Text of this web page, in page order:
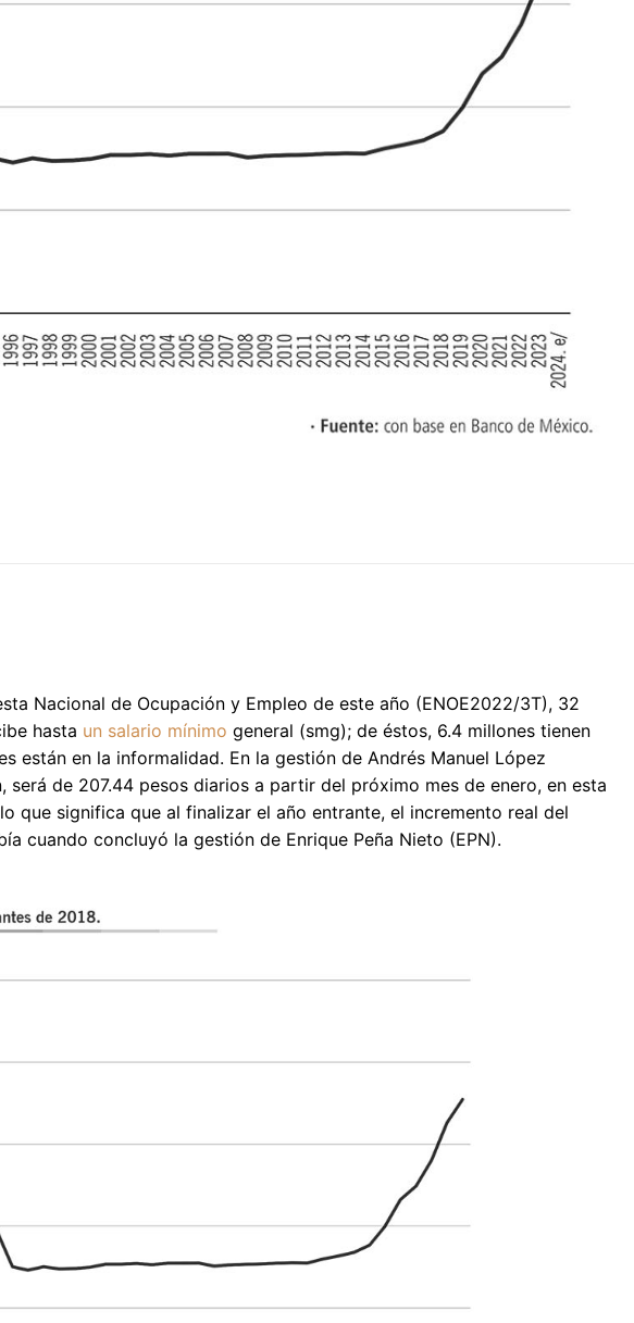
Nacional de Ocupación y Empleo de este año (ENOE2022/3T), 32
hasta un salario mínimo general (smg); de éstos, 6.4 millones tienen
están en la informalidad. En la gestión de Andrés Manuel López
de 207.44 pesos diarios a partir del próximo mes de enero, en esta
que significa que al finalizar el año entrante, el incremento real del
cuando concluyó la gestión de Enrique Peña Nieto (EPN).